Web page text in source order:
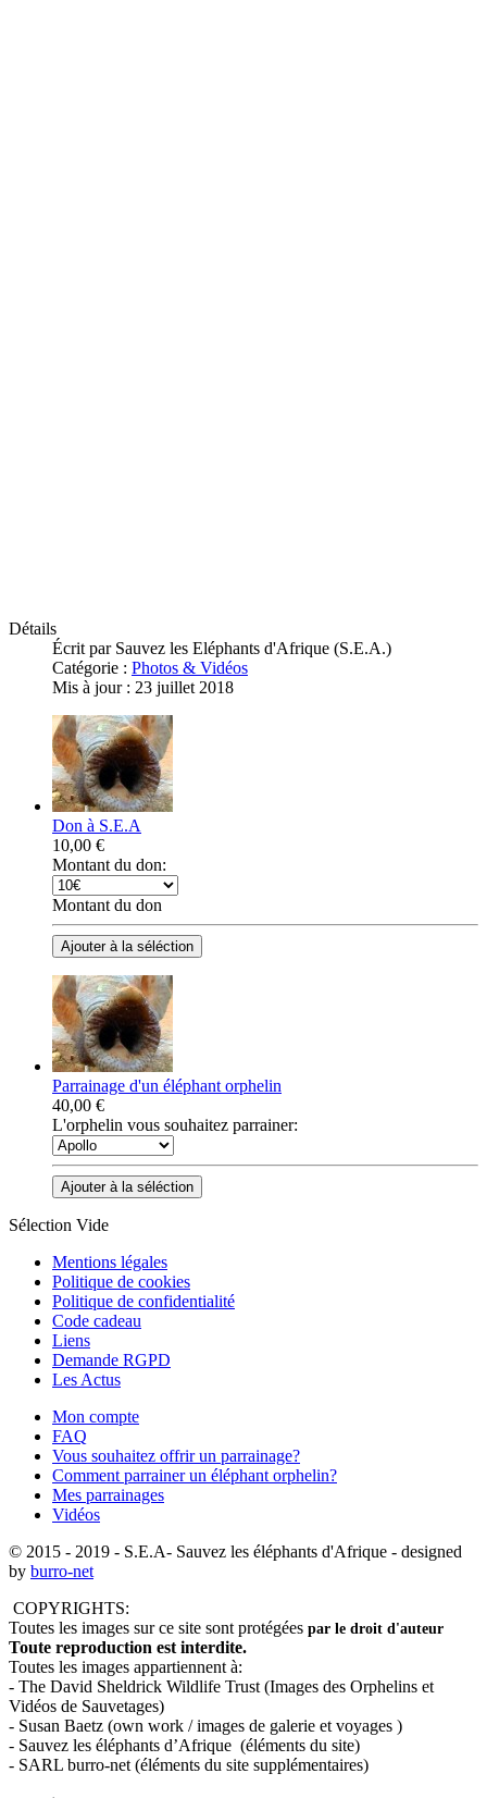
Détails
Écrit par Sauvez les Eléphants d'Afrique (S.E.A.)
Catégorie : Photos & Vidéos
Mis à jour : 23 juillet 2018
Don à S.E.A
10,00 €
Montant du don:
Montant du don
Parrainage d'un éléphant orphelin
40,00 €
L'orphelin vous souhaitez parrainer:
Sélection Vide
Mentions légales
Politique de cookies
Politique de confidentialité
Code cadeau
Liens
Demande RGPD
Les Actus
Mon compte
FAQ
Vous souhaitez offrir un parrainage?
Comment parrainer un éléphant orphelin?
Mes parrainages
Vidéos
© 2015 - 2019 - S.E.A- Sauvez les éléphants d'Afrique - designed
by burro-net
COPYRIGHTS:
Toutes les images sur ce site sont protégées par le droit d'auteur
Toute reproduction est interdite.
Toutes les images appartiennent à:
- The David Sheldrick Wildlife Trust (Images des Orphelins et
Vidéos de Sauvetages)
- Susan Baetz (own work / images de galerie et voyages )
- Sauvez les éléphants d’Afrique (éléments du site)
- SARL burro-net (éléments du site supplémentaires)